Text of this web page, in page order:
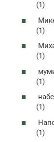
(1)
(1)
(1)
(1)
(1)
(1)